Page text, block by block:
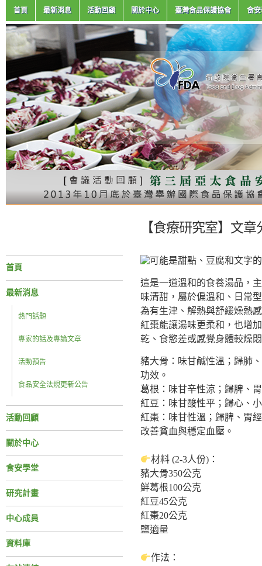
首頁 最新消息 活動回顧 關於中心 臺灣食品保護協會 食
【食療研究室】文
首頁
最新消息
熱門話題
專家的話及專論文章
活動預告
食品安全法規更新公告
活動回顧
關於中心
食安學堂
研究計畫
中心成員
資料庫
這是一道溫和的食養湯品，
味清甜，屬於偏溫和、日常
為有生津、解熱與舒緩燥熱
紅棗能讓湯味更柔和，也增
乾、食慾差或感覺身體較燥
豬大骨：味甘鹹性溫；歸肺
功效。
葛根：味甘辛性涼；歸脾、
紅豆：味甘酸性平；歸心、
紅棗：味甘性溫；歸脾、胃
改善貧血與穩定血壓。
材料 (2-3人份)：
豬大骨350公克
鮮葛根100公克
紅豆45公克
紅棗20公克
鹽適量
作法：